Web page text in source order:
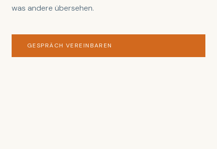
was andere übersehen.
GESPRÄCH VEREINBAREN